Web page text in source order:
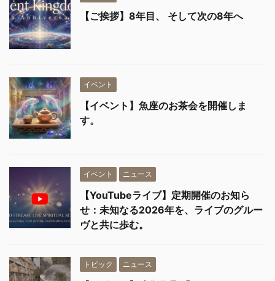
【ご挨拶】8年目、 そして次の8年へ
イベント
【イベント】魚座のお茶会を開催しま
す。
イベント ニュース
【YouTubeライブ】定期開催のお知ら
せ：未知なる2026年を、ライブのグルー
ヴと共に歩む。
トピック ニュース